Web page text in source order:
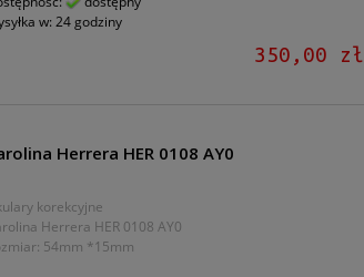
w: 24 godziny
350,00 zł
Herrera HER 0108 AY0
korekcyjne
Herrera HER 0108 AY0
54mm *15mm